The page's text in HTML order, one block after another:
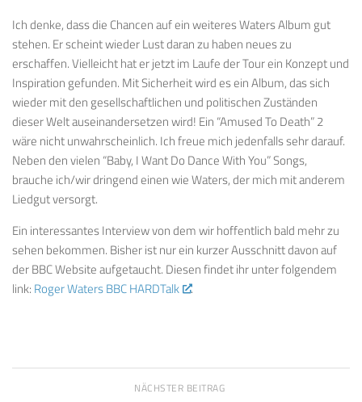
Ich denke, dass die Chancen auf ein weiteres Waters Album gut
stehen. Er scheint wieder Lust daran zu haben neues zu
erschaffen. Vielleicht hat er jetzt im Laufe der Tour ein Konzept und
Inspiration gefunden. Mit Sicherheit wird es ein Album, das sich
wieder mit den gesellschaftlichen und politischen Zuständen
dieser Welt auseinandersetzen wird! Ein “Amused To Death” 2
wäre nicht unwahrscheinlich. Ich freue mich jedenfalls sehr darauf.
Neben den vielen “Baby, I Want Do Dance With You” Songs,
brauche ich/wir dringend einen wie Waters, der mich mit anderem
Liedgut versorgt.
Ein interessantes Interview von dem wir hoffentlich bald mehr zu
sehen bekommen. Bisher ist nur ein kurzer Ausschnitt davon auf
der BBC Website aufgetaucht. Diesen findet ihr unter folgendem
link: Roger Waters BBC HARDTalk .
NÄCHSTER BEITRAG